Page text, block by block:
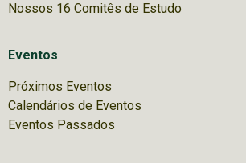
Nossos 16 Comitês de Estudo
Eventos
Próximos Eventos
Calendários de Eventos
Eventos Passados